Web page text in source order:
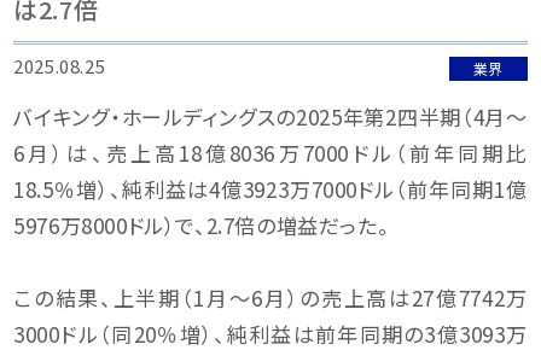
は2.7倍
2025.08.25 業界
バイキング・ホールディングスの2025年第2四半期（4月〜
6月）は、売上高18億8036万7000ドル（前年同期比
18.5％増）、純利益は4億3923万7000ドル（前年同期1億
5976万8000ドル）で、2.7倍の増益だった。
この結果、上半期（1月〜6月）の売上高は27億7742万
3000ドル（同20％増）、純利益は前年同期の3億3093万